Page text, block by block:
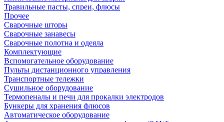
Травильные пасты, спреи, флюсы
Прочее
Сварочные шторы
Сварочные занавесы
Сварочные полотна и одеяла
Комплектующие
Вспомогательное оборудование
Пульты дистанционного управления
Транспортные тележки
Сушильное оборудование
Термопеналы и печи для прокалки электродов
Бункеры для хранения флюсов
Автоматическое оборудование